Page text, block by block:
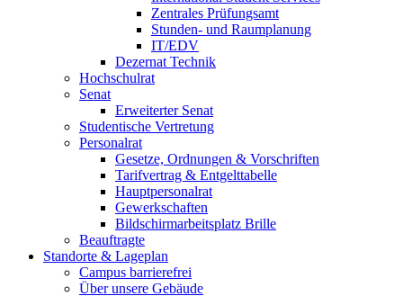
Zentrales Prüfungsamt
Stunden- und Raumplanung
IT/EDV
Dezernat Technik
Hochschulrat
Senat
Erweiterter Senat
Studentische Vertretung
Personalrat
Gesetze, Ordnungen & Vorschriften
Tarifvertrag & Entgelttabelle
Hauptpersonalrat
Gewerkschaften
Bildschirmarbeitsplatz Brille
Beauftragte
Standorte & Lageplan
Campus barrierefrei
Über unsere Gebäude